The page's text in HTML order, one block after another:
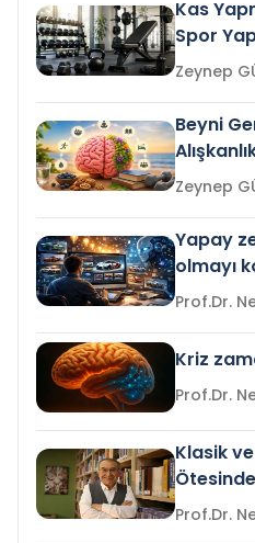
Kas
Spor
Beyni
Yapay
olmayı
Kriz
Klasik